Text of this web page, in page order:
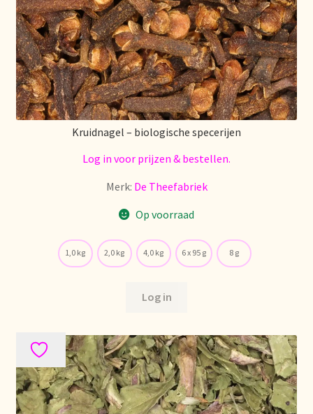
Kruidnagel – biologische specerijen
Log in voor prijzen & bestellen.
Merk: De Theefabriek
Op voorraad
1,0 kg 2,0 kg 4,0 kg 6 x 95 g 8 g
Log in